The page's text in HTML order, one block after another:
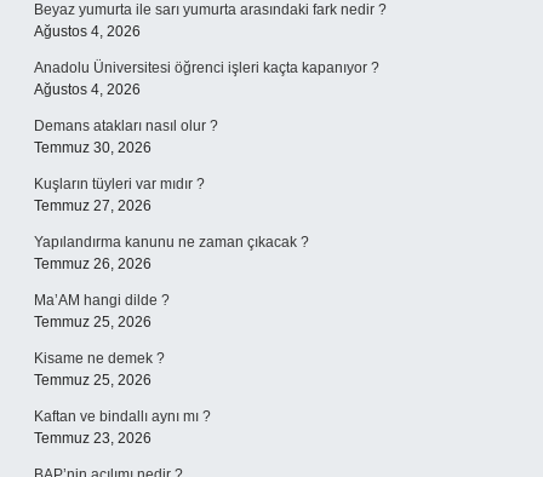
Beyaz yumurta ile sarı yumurta arasındaki fark nedir ?
Ağustos 4, 2026
Anadolu Üniversitesi öğrenci işleri kaçta kapanıyor ?
Ağustos 4, 2026
Demans atakları nasıl olur ?
Temmuz 30, 2026
Kuşların tüyleri var mıdır ?
Temmuz 27, 2026
Yapılandırma kanunu ne zaman çıkacak ?
Temmuz 26, 2026
Ma’AM hangi dilde ?
Temmuz 25, 2026
Kisame ne demek ?
Temmuz 25, 2026
Kaftan ve bindallı aynı mı ?
Temmuz 23, 2026